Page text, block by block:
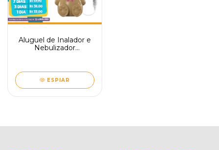
Aluguel de Inalador e
Nebulizador
Soniclear
ESPIAR